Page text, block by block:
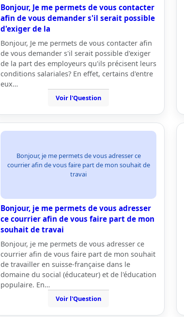
Bonjour, Je me permets de vous contacter
afin de vous demander s'il serait possible
d'exiger de la
Bonjour, Je me permets de vous contacter afin
de vous demander s'il serait possible d'exiger
de la part des employeurs qu'ils précisent leurs
conditions salariales? En effet, certains d'entre
eux…
Voir l'Question
Bonjour, je me permets de vous adresser ce
courrier afin de vous faire part de mon souhait de
travai
Bonjour, je me permets de vous adresser
ce courrier afin de vous faire part de mon
souhait de travai
Bonjour, je me permets de vous adresser ce
courrier afin de vous faire part de mon souhait
de travailler en suisse-française dans le
domaine du social (éducateur) et de l'éducation
populaire. En…
Voir l'Question